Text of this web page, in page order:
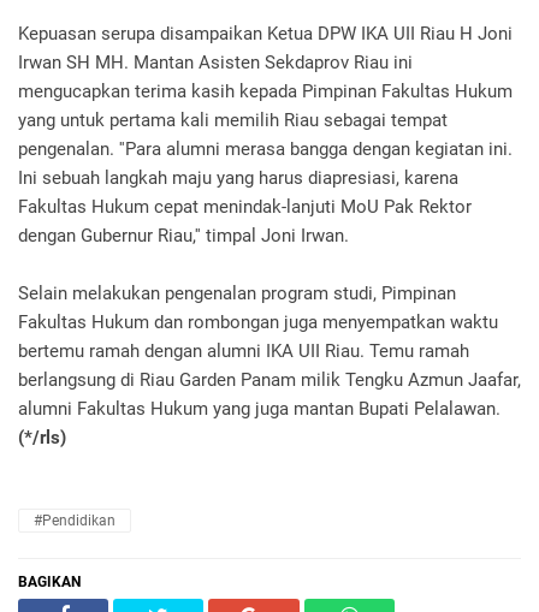
Kepuasan serupa disampaikan Ketua DPW IKA UII Riau H Joni
Irwan SH MH. Mantan Asisten Sekdaprov Riau ini
mengucapkan terima kasih kepada Pimpinan Fakultas Hukum
yang untuk pertama kali memilih Riau sebagai tempat
pengenalan. ''Para alumni merasa bangga dengan kegiatan ini.
Ini sebuah langkah maju yang harus diapresiasi, karena
Fakultas Hukum cepat menindak-lanjuti MoU Pak Rektor
dengan Gubernur Riau,'' timpal Joni Irwan.
Selain melakukan pengenalan program studi, Pimpinan
Fakultas Hukum dan rombongan juga menyempatkan waktu
bertemu ramah dengan alumni IKA UII Riau. Temu ramah
berlangsung di Riau Garden Panam milik Tengku Azmun Jaafar,
alumni Fakultas Hukum yang juga mantan Bupati Pelalawan.
(*/rls)
#Pendidikan
BAGIKAN